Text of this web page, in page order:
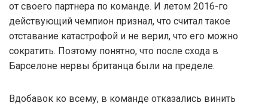
от своего партнера по команде. И летом 2016-го
действующий чемпион признал, что считал такое
отставание катастрофой и не верил, что его можно
сократить. Поэтому понятно, что после схода в
Барселоне нервы британца были на пределе.
Вдобавок ко всему, в команде отказались винить